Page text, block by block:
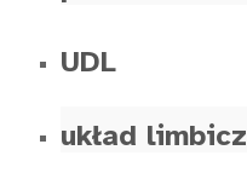
UDL
układ